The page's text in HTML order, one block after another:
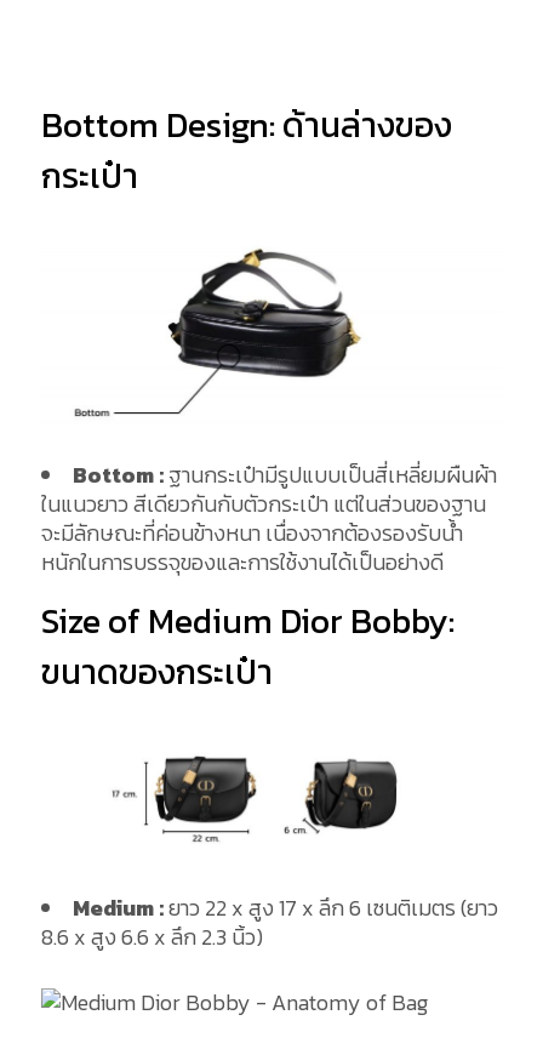
Bottom Design: ด้านล่างของ
กระเป๋า
Bottom:ฐานกระเป๋ามีรูปแบบเป็นสี่เหลี่ยมผืนผ้า
ในแนวยาว สีเดียวกันกับตัวกระเป๋า แต่ในส่วนของฐาน
จะมีลักษณะที่ค่อนข้างหนา เนื่องจากต้องรองรับน้ำ
หนักในการบรรจุของและการใช้งานได้เป็นอย่างดี
Size of Medium Dior Bobby:
ขนาดของกระเป๋า
Medium :ยาว 22 x สูง 17 x ลึก 6 เซนติเมตร (ยาว
8.6 x สูง 6.6 x ลึก 2.3 นิ้ว)